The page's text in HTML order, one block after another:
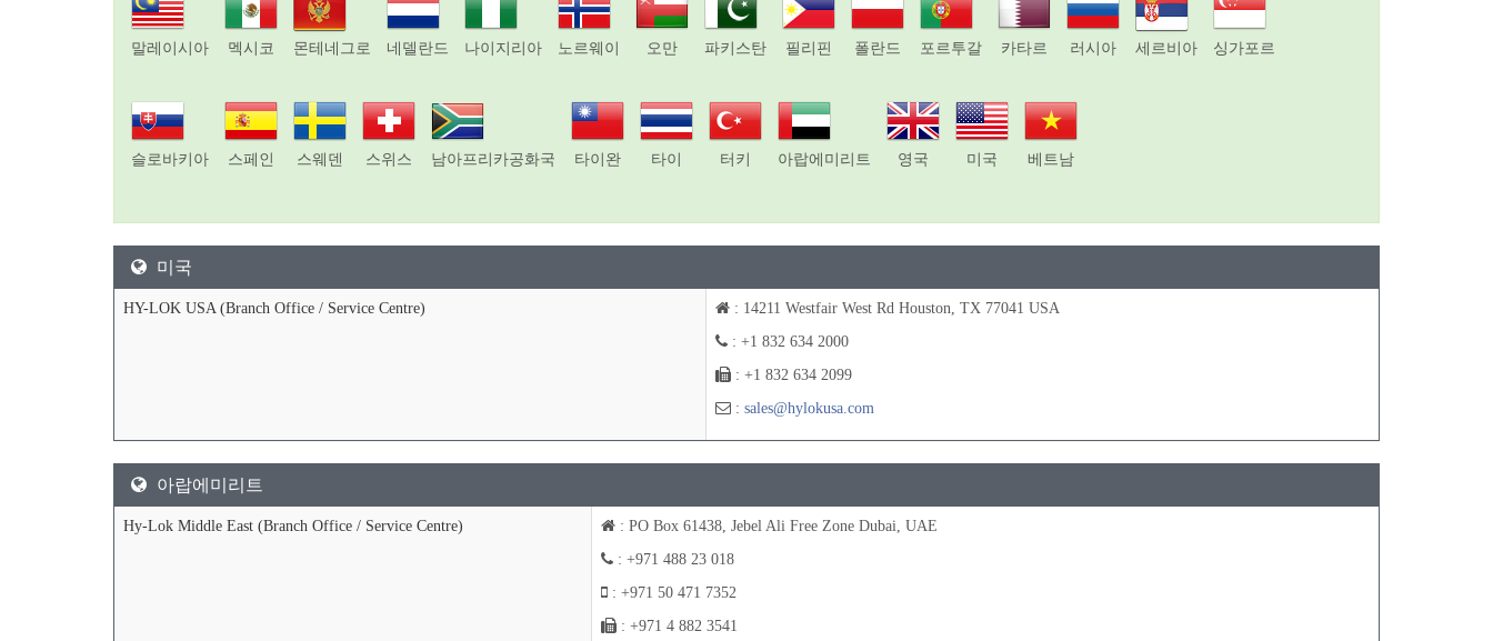
말레이시아 멕시코 몬테네그로 네델란드 나이지리아 노르웨이 오만 파키스탄 필리핀 폴란드 포르투갈 카타르 러시아 세르비아 싱가포르
슬로바키아 스페인 스웨덴 스위스 남아프리카공화국 타이완 타이 터키 아랍에미리트 영국 미국 베트남
미국
HY-LOK USA (Branch Office / Service Centre)
: 14211 Westfair West Rd Houston, TX 77041 USA
: +1 832 634 2000
: +1 832 634 2099
: sales@hylokusa.com
아랍에미리트
Hy-Lok Middle East (Branch Office / Service Centre)
: PO Box 61438, Jebel Ali Free Zone Dubai, UAE
: +971 488 23 018
: +971 50 471 7352
: +971 4 882 3541